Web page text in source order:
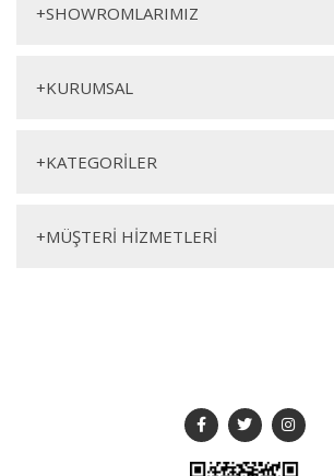
+SHOWROMLARIMIZ
+KURUMSAL
+KATEGORİLER
+MÜŞTERİ HİZMETLERİ